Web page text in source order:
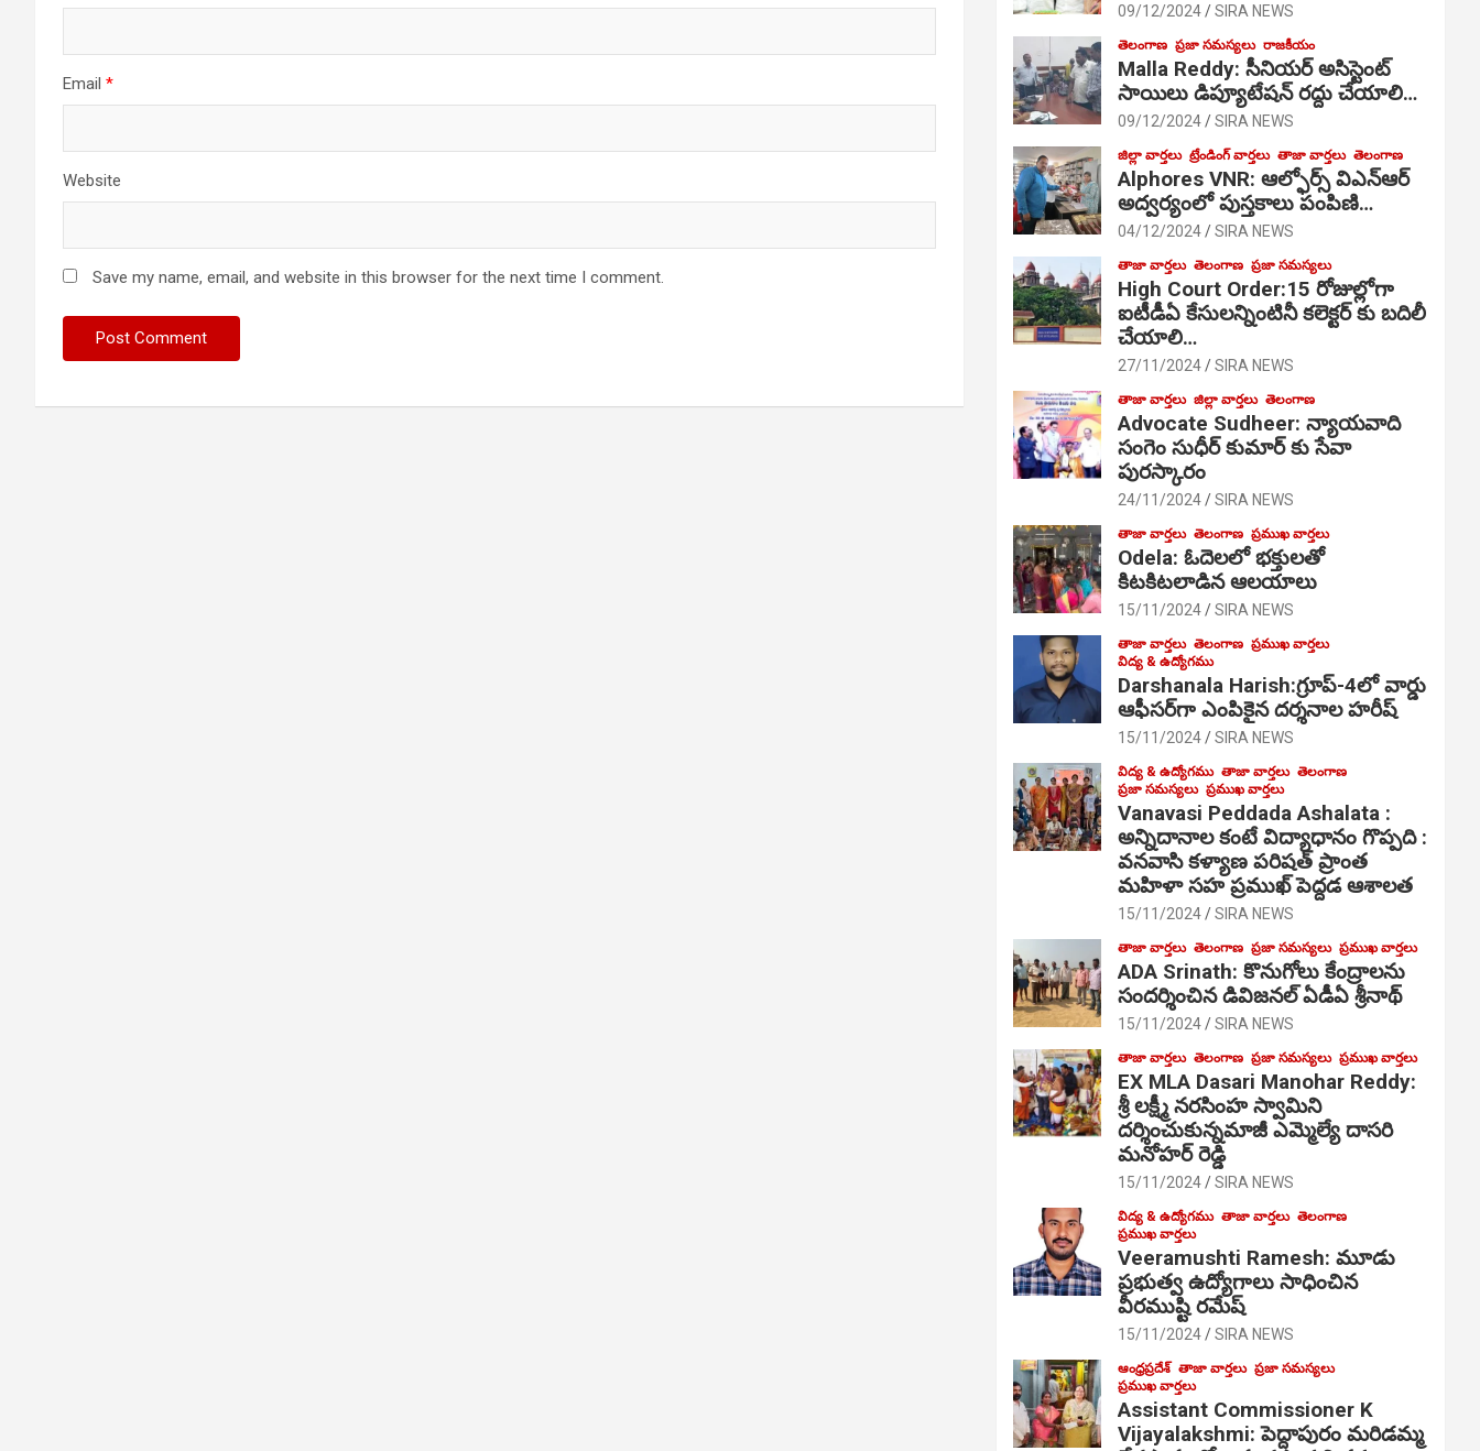
Email *
Website
Save my name, email, and website in this browser for the next time I comment.
09/12/2024 SIRA NEWS
తెలంగాణ ప్రజా సమస్యలు రాజకీయం
Malla Reddy: సీనియర్ అసిస్టెంట్
సాయిలు డిప్యూటేషన్ రద్దు చేయాలి…
09/12/2024 SIRA NEWS
జిల్లా వార్తలు ట్రేండింగ్ వార్తలు తాజా వార్తలు తెలంగాణ
Alphores VNR: ఆల్ఫోర్స్ విఎన్ఆర్
అద్వర్యంలో పుస్తకాలు పంపిణి…
04/12/2024 SIRA NEWS
తాజా వార్తలు తెలంగాణ ప్రజా సమస్యలు
High Court Order:15 రోజుల్లోగా
ఐటీడీఏ కేసులన్నింటినీ కలెక్టర్ కు బదిలీ
చేయాలి…
27/11/2024 SIRA NEWS
తాజా వార్తలు జిల్లా వార్తలు తెలంగాణ
Advocate Sudheer: న్యాయవాది
సంగెం సుధీర్ కుమార్ కు సేవా
పురస్కారం
24/11/2024 SIRA NEWS
తాజా వార్తలు తెలంగాణ ప్రముఖ వార్తలు
Odela: ఓదెల‌లో భక్తులతో
కిటకిటలాడిన ఆల‌యాలు
15/11/2024 SIRA NEWS
తాజా వార్తలు తెలంగాణ ప్రముఖ వార్తలు
విద్య & ఉద్యోగము
Darshanala Harish:గ్రూప్-4లో వార్డు
ఆఫీసర్‌గా ఎంపికైన దర్శనాల హరీష్
15/11/2024 SIRA NEWS
విద్య & ఉద్యోగము తాజా వార్తలు తెలంగాణ
ప్రజా సమస్యలు ప్రముఖ వార్తలు
Vanavasi Peddada Ashalata :
అన్నిదానాల కంటే విద్యాధానం గొప్పది :
వనవాసి కళ్యాణ పరిషత్ ప్రాంత
మహిళా సహ ప్రముఖ్ పెద్దడ ఆశాలత
15/11/2024 SIRA NEWS
తాజా వార్తలు తెలంగాణ ప్రజా సమస్యలు ప్రముఖ వార్తలు
ADA Srinath: కొనుగోలు కేంద్రాల‌ను
సంద‌ర్శించిన డివిజనల్ ఏడీఏ శ్రీనాథ్
15/11/2024 SIRA NEWS
తాజా వార్తలు తెలంగాణ ప్రజా సమస్యలు ప్రముఖ వార్తలు
EX MLA Dasari Manohar Reddy:
శ్రీ లక్ష్మీ నరసింహ స్వామిని
దర్శించుకున్నమాజీ ఎమ్మెల్యే దాసరి
మనోహర్ రెడ్డి
15/11/2024 SIRA NEWS
విద్య & ఉద్యోగము తాజా వార్తలు తెలంగాణ
ప్రముఖ వార్తలు
Veeramushti Ramesh: మూడు
ప్రభుత్వ ఉద్యోగాలు సాధించిన
వీరముష్టి రమేష్
15/11/2024 SIRA NEWS
ఆంధ్రప్రదేశ్ తాజా వార్తలు ప్రజా సమస్యలు
ప్రముఖ వార్తలు
Assistant Commissioner K
Vijayalakshmi: పెద్దాపురం మరిడమ్మ